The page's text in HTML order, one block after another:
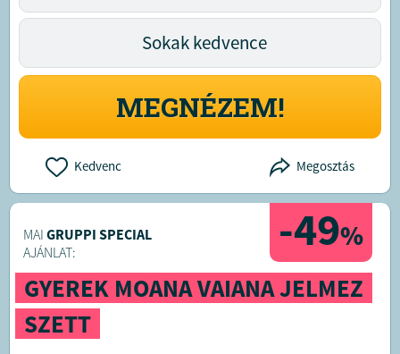
Sokak kedvence
MEGNÉZEM!
Kedvenc Megosztás
-49%
MAI GRUPPI SPECIAL
AJÁNLAT:
GYEREK MOANA VAIANA JELMEZ
SZETT